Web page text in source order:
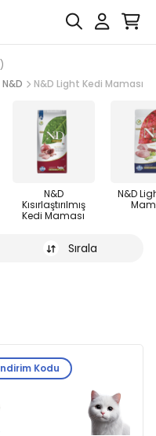
N&D N&D Light Kedi Maması
N&D
Kısırlaştırılmış
Kedi Maması
N&D
Sırala
Kodu